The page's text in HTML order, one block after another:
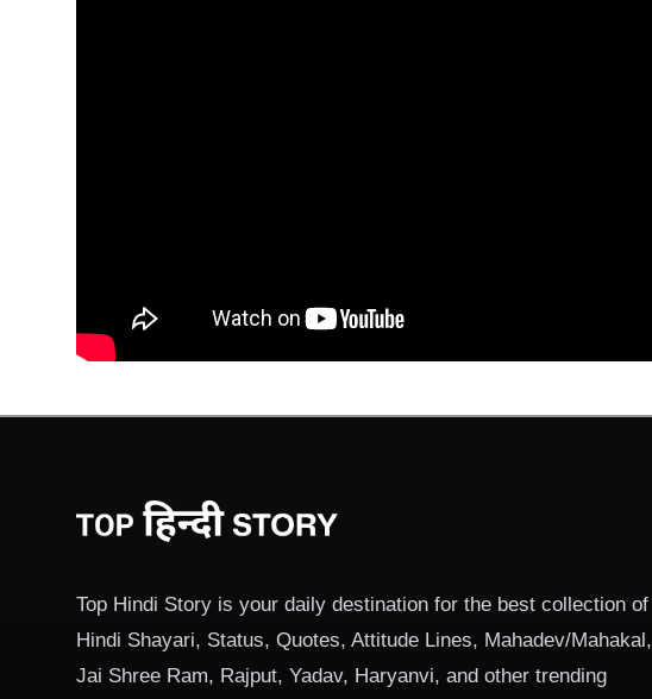
Top Hindi Story is your daily destination for the best collection of
Hindi Shayari, Status, Quotes, Attitude Lines, Mahadev/Mahakal,
Jai Shree Ram, Rajput, Yadav, Haryanvi, and other trending